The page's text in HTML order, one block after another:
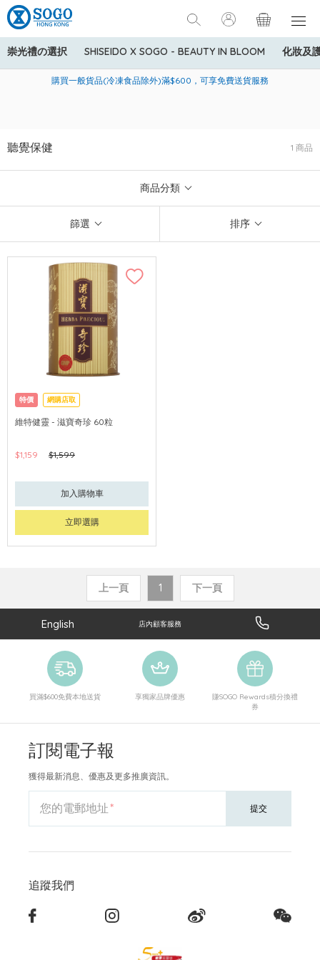
崇光禮の選択 SHISEIDO X SOGO - BEAUTY IN BLOOM 化妝及
美國運通Explorer®信用卡會員購物禮遇：高達5%簽賬回贈！
購買一般貨品(冷凍食品除外)滿$600，可享免費送貨服務
寄送中國內地服務只適用於指定商品，若訂單金額少於HK$600(折
聽覺保健 1 商品
商品分類
篩選 排序
特價 網購店取
維特健靈 - 滋寶奇珍 60粒
$1,159 $1,599
加入購物車
立即選購
上一頁 1 下一頁
English 店內顧客服務
買滿$600免費本地送貨 享獨家品牌優惠
賺SOGO Rewards積分換禮
券
訂閱電子報
獲得最新消息、優惠及更多推廣資訊。
您的電郵地址 提交
追蹤我們